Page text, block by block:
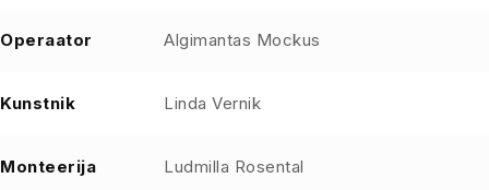
Operaator Algimantas Mockus
Kunstnik Linda Vernik
Monteerija Ludmilla Rosental